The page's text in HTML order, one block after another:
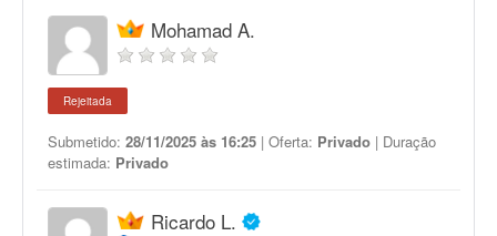
Mohamad A.
Rejeitada
Submetido: 28/11/2025 às 16:25 | Oferta: Privado | Duração
estimada: Privado
Ricardo L.